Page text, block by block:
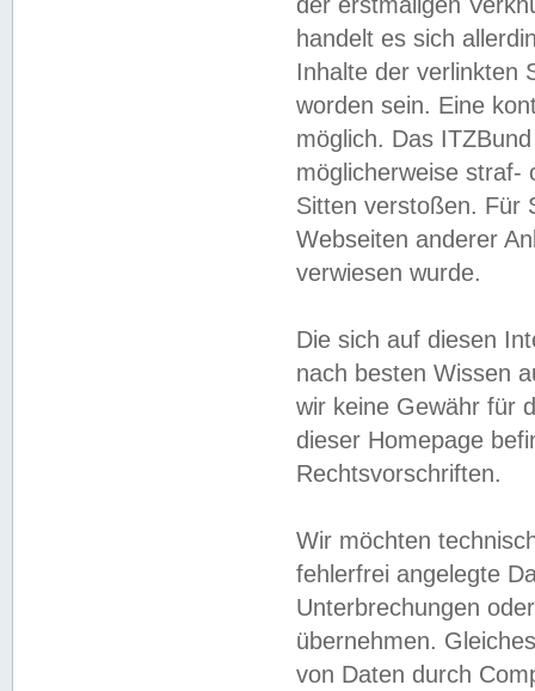
der erstmaligen
handelt es sich
Inhalte der verlinkten
worden sein. Eine
möglich. Das
möglicherweise straf-
Sitten verstoßen. Für
Webseiten anderer
verwiesen wurde.
Die sich auf diesen
nach besten Wissen
wir keine Gewähr für
dieser Homepage
Rechtsvorschriften.
Wir möchten
fehlerfrei angelegte
Unterbrechungen
übernehmen.
von Daten durch